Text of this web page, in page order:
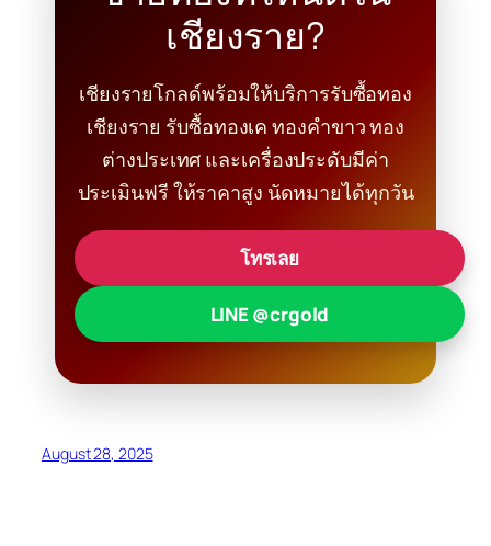
เชียงราย?
เชียงรายโกลด์พร้อมให้บริการรับซื้อทอง
เชียงราย รับซื้อทองเค ทองคำขาว ทอง
ต่างประเทศ และเครื่องประดับมีค่า
ประเมินฟรี ให้ราคาสูง นัดหมายได้ทุกวัน
โทรเลย
LINE @crgold
August 28, 2025